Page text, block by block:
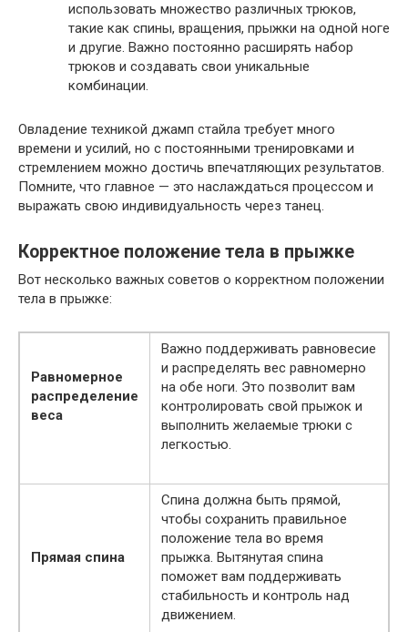
использовать множество различных трюков,
такие как спины, вращения, прыжки на одной ноге
и другие. Важно постоянно расширять набор
трюков и создавать свои уникальные
комбинации.
Овладение техникой джамп стайла требует много
времени и усилий, но с постоянными тренировками и
стремлением можно достичь впечатляющих результатов.
Помните, что главное — это наслаждаться процессом и
выражать свою индивидуальность через танец.
Корректное положение тела в прыжке
Вот несколько важных советов о корректном положении
тела в прыжке:
Равномерное
распределение
веса
Важно поддерживать равновесие
и распределять вес равномерно
на обе ноги. Это позволит вам
контролировать свой прыжок и
выполнить желаемые трюки с
легкостью.
Прямая спина
Спина должна быть прямой,
чтобы сохранить правильное
положение тела во время
прыжка. Вытянутая спина
поможет вам поддерживать
стабильность и контроль над
движением.